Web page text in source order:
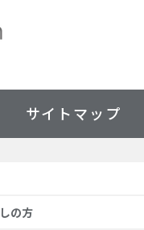
サイトマップ
の方